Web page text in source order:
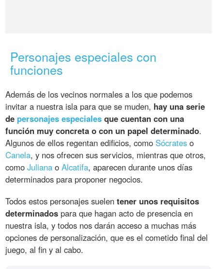
Personajes especiales con
funciones
Además de los vecinos normales a los que podemos
invitar a nuestra isla para que se muden, hay una serie
de personajes especiales que cuentan con una
función muy concreta o con un papel determinado.
Algunos de ellos regentan edificios, como Sócrates o
Canela, y nos ofrecen sus servicios, mientras que otros,
comoJuliana oAlcatifa, aparecen durante unos días
determinados para proponer negocios.
Todos estos personajes suelentener unos requisitos
determinados para que hagan acto de presencia en
nuestra isla, y todos nos darán acceso a muchas más
opciones de personalización, que es el cometido final del
juego, al fin y al cabo.